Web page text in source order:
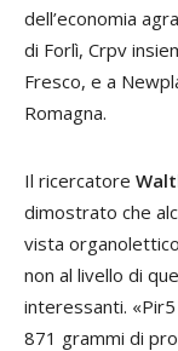
dell’economia
di Forlì, Crpv
Fresco, e a
Romagna.
Il ricercatore
dimostrato che
vista
non al livello di
interessanti.
871 grammi di